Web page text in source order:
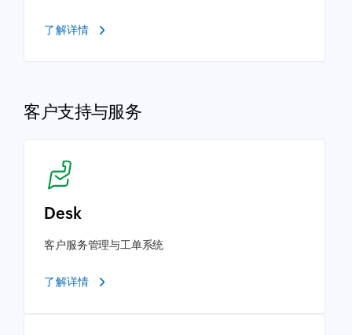
了解详情
客户支持与服务
Desk
客户服务管理与工单系统
了解详情